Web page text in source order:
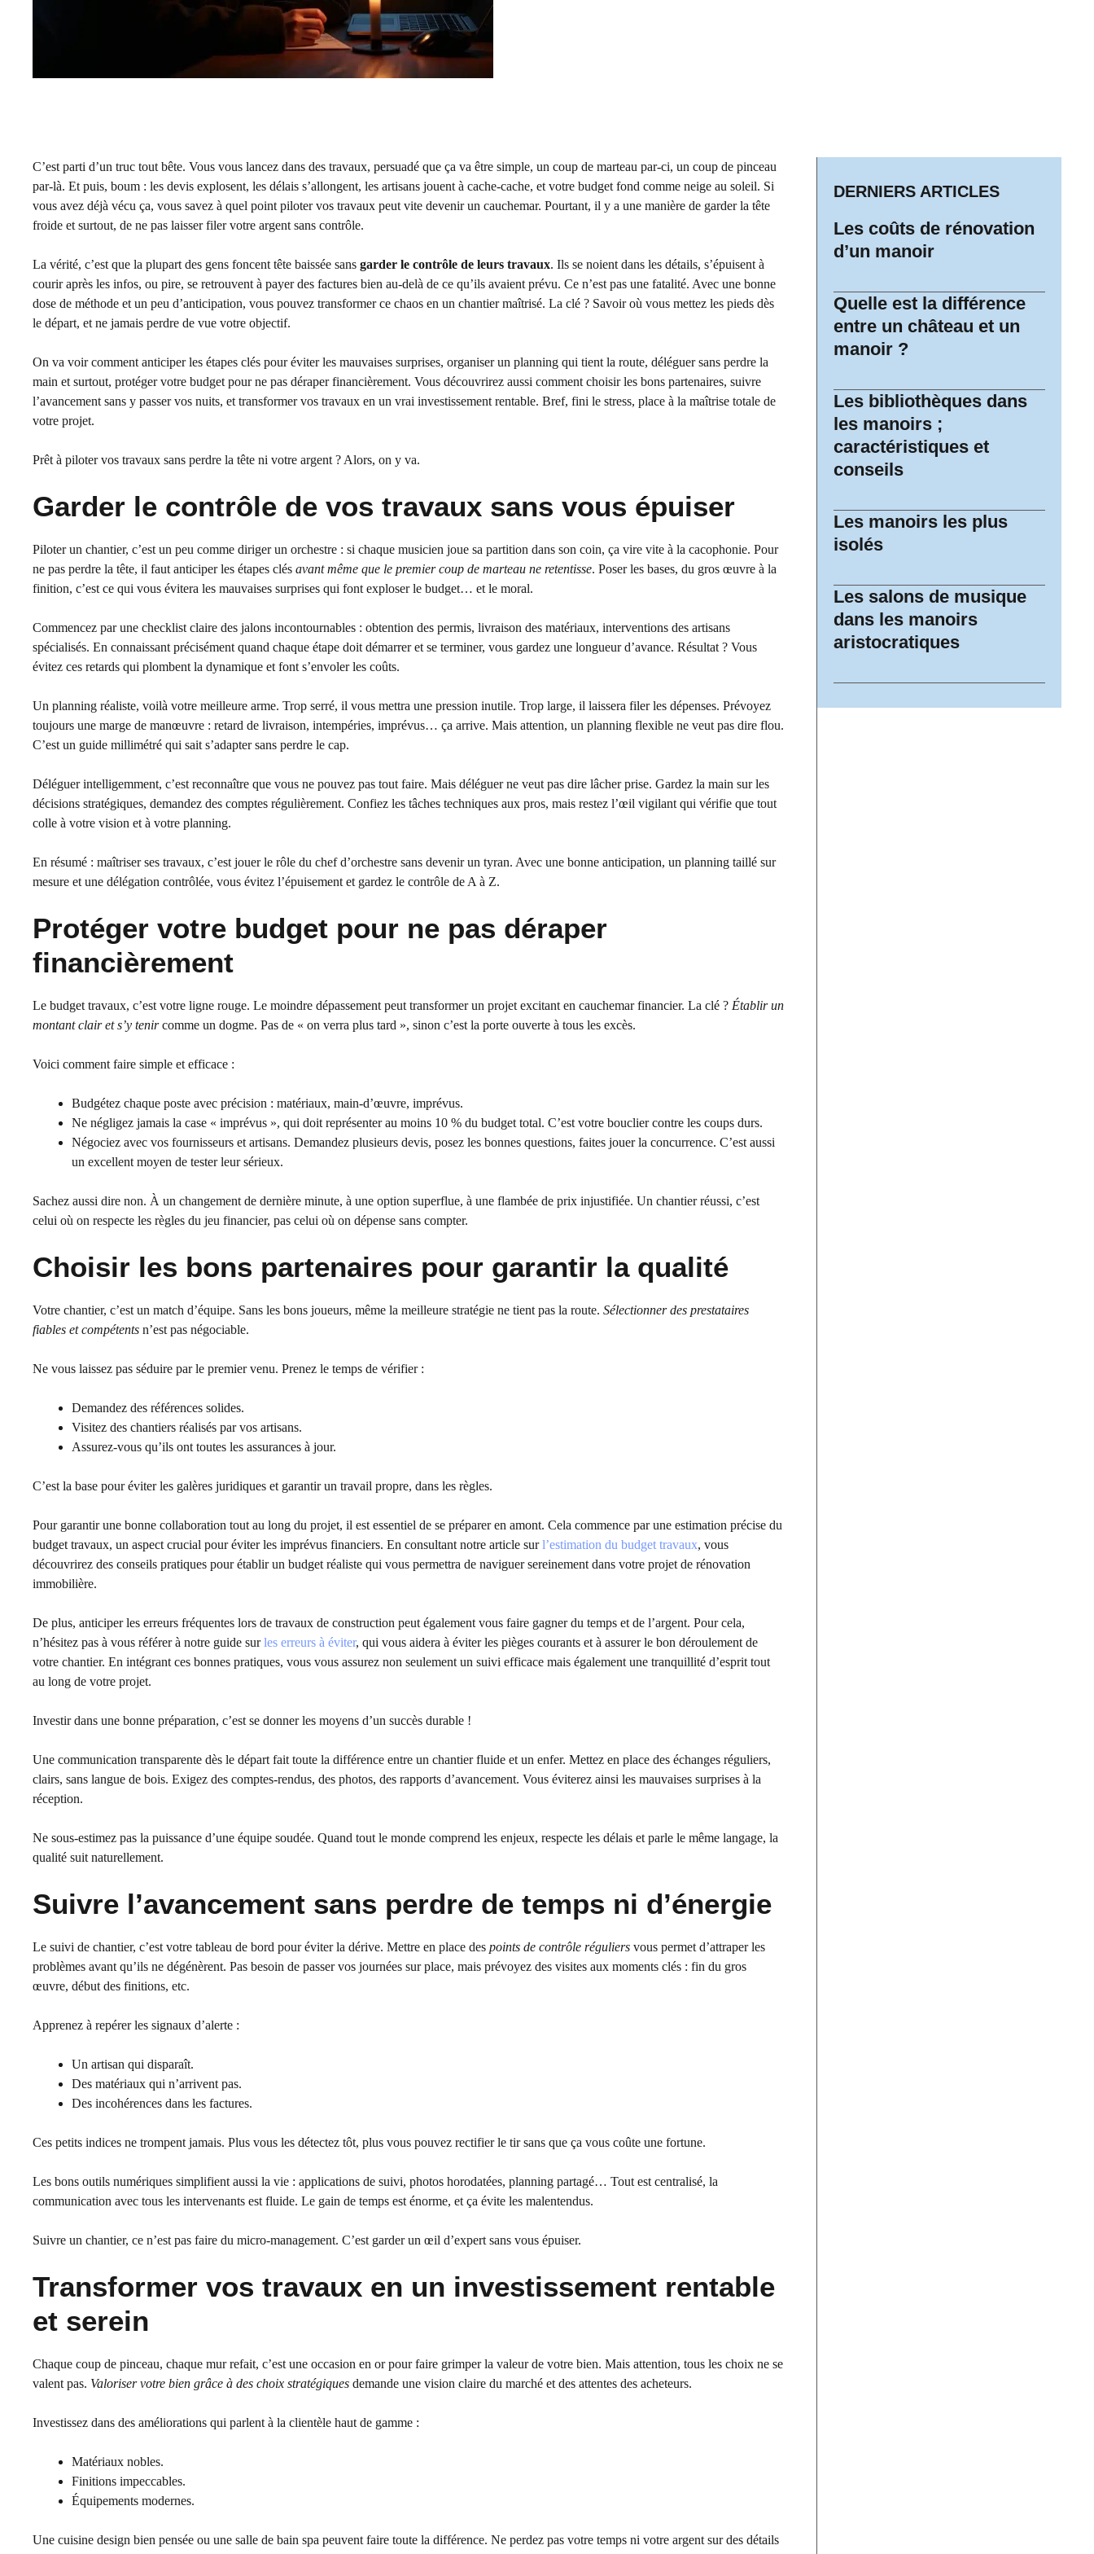
C’est parti d’un truc tout bête. Vous vous lancez dans des travaux, persuadé que ça va être simple, un coup de marteau par-ci, un coup de pinceau
par-là. Et puis, boum : les devis explosent, les délais s’allongent, les artisans jouent à cache-cache, et votre budget fond comme neige au soleil. Si
vous avez déjà vécu ça, vous savez à quel point piloter vos travaux peut vite devenir un cauchemar. Pourtant, il y a une manière de garder la tête
froide et surtout, de ne pas laisser filer votre argent sans contrôle.
La vérité, c’est que la plupart des gens foncent tête baissée sans garder le contrôle de leurs travaux. Ils se noient dans les détails, s’épuisent à
courir après les infos, ou pire, se retrouvent à payer des factures bien au-delà de ce qu’ils avaient prévu. Ce n’est pas une fatalité. Avec une bonne
dose de méthode et un peu d’anticipation, vous pouvez transformer ce chaos en un chantier maîtrisé. La clé ? Savoir où vous mettez les pieds dès
le départ, et ne jamais perdre de vue votre objectif.
On va voir comment anticiper les étapes clés pour éviter les mauvaises surprises, organiser un planning qui tient la route, déléguer sans perdre la
main et surtout, protéger votre budget pour ne pas déraper financièrement. Vous découvrirez aussi comment choisir les bons partenaires, suivre
l’avancement sans y passer vos nuits, et transformer vos travaux en un vrai investissement rentable. Bref, fini le stress, place à la maîtrise totale de
votre projet.
Prêt à piloter vos travaux sans perdre la tête ni votre argent ? Alors, on y va.
Garder le contrôle de vos travaux sans vous épuiser
Piloter un chantier, c’est un peu comme diriger un orchestre : si chaque musicien joue sa partition dans son coin, ça vire vite à la cacophonie. Pour
ne pas perdre la tête, il faut anticiper les étapes clés avant même que le premier coup de marteau ne retentisse. Poser les bases, du gros œuvre à la
finition, c’est ce qui vous évitera les mauvaises surprises qui font exploser le budget… et le moral.
Commencez par une checklist claire des jalons incontournables : obtention des permis, livraison des matériaux, interventions des artisans
spécialisés. En connaissant précisément quand chaque étape doit démarrer et se terminer, vous gardez une longueur d’avance. Résultat ? Vous
évitez ces retards qui plombent la dynamique et font s’envoler les coûts.
Un planning réaliste, voilà votre meilleure arme. Trop serré, il vous mettra une pression inutile. Trop large, il laissera filer les dépenses. Prévoyez
toujours une marge de manœuvre : retard de livraison, intempéries, imprévus… ça arrive. Mais attention, un planning flexible ne veut pas dire flou.
C’est un guide millimétré qui sait s’adapter sans perdre le cap.
Déléguer intelligemment, c’est reconnaître que vous ne pouvez pas tout faire. Mais déléguer ne veut pas dire lâcher prise. Gardez la main sur les
décisions stratégiques, demandez des comptes régulièrement. Confiez les tâches techniques aux pros, mais restez l’œil vigilant qui vérifie que tout
colle à votre vision et à votre planning.
En résumé : maîtriser ses travaux, c’est jouer le rôle du chef d’orchestre sans devenir un tyran. Avec une bonne anticipation, un planning taillé sur
mesure et une délégation contrôlée, vous évitez l’épuisement et gardez le contrôle de A à Z.
Protéger votre budget pour ne pas déraper
financièrement
Le budget travaux, c’est votre ligne rouge. Le moindre dépassement peut transformer un projet excitant en cauchemar financier. La clé ? Établir un
montant clair et s’y tenircomme un dogme. Pas de « on verra plus tard », sinon c’est la porte ouverte à tous les excès.
Voici comment faire simple et efficace :
Budgétez chaque poste avec précision : matériaux, main-d’œuvre, imprévus.
Ne négligez jamais la case « imprévus », qui doit représenter au moins 10 % du budget total. C’est votre bouclier contre les coups durs.
Négociez avec vos fournisseurs et artisans. Demandez plusieurs devis, posez les bonnes questions, faites jouer la concurrence. C’est aussi
un excellent moyen de tester leur sérieux.
Sachez aussi dire non. À un changement de dernière minute, à une option superflue, à une flambée de prix injustifiée. Un chantier réussi, c’est
celui où on respecte les règles du jeu financier, pas celui où on dépense sans compter.
Choisir les bons partenaires pour garantir la qualité
Votre chantier, c’est un match d’équipe. Sans les bons joueurs, même la meilleure stratégie ne tient pas la route. Sélectionner des prestataires
fiables et compétents n’est pas négociable.
Ne vous laissez pas séduire par le premier venu. Prenez le temps de vérifier :
Demandez des références solides.
Visitez des chantiers réalisés par vos artisans.
Assurez-vous qu’ils ont toutes les assurances à jour.
C’est la base pour éviter les galères juridiques et garantir un travail propre, dans les règles.
Pour garantir une bonne collaboration tout au long du projet, il est essentiel de se préparer en amont. Cela commence par une estimation précise du
budget travaux, un aspect crucial pour éviter les imprévus financiers. En consultant notre article surl’estimation du budget travaux, vous
découvrirez des conseils pratiques pour établir un budget réaliste qui vous permettra de naviguer sereinement dans votre projet de rénovation
immobilière.
De plus, anticiper les erreurs fréquentes lors de travaux de construction peut également vous faire gagner du temps et de l’argent. Pour cela,
n’hésitez pas à vous référer à notre guide surles erreurs à éviter, qui vous aidera à éviter les pièges courants et à assurer le bon déroulement de
votre chantier. En intégrant ces bonnes pratiques, vous vous assurez non seulement un suivi efficace mais également une tranquillité d’esprit tout
au long de votre projet.
Investir dans une bonne préparation, c’est se donner les moyens d’un succès durable !
Une communication transparente dès le départ fait toute la différence entre un chantier fluide et un enfer. Mettez en place des échanges réguliers,
clairs, sans langue de bois. Exigez des comptes-rendus, des photos, des rapports d’avancement. Vous éviterez ainsi les mauvaises surprises à la
réception.
Ne sous-estimez pas la puissance d’une équipe soudée. Quand tout le monde comprend les enjeux, respecte les délais et parle le même langage, la
qualité suit naturellement.
Suivre l’avancement sans perdre de temps ni d’énergie
Le suivi de chantier, c’est votre tableau de bord pour éviter la dérive. Mettre en place des points de contrôle réguliers vous permet d’attraper les
problèmes avant qu’ils ne dégénèrent. Pas besoin de passer vos journées sur place, mais prévoyez des visites aux moments clés : fin du gros
œuvre, début des finitions, etc.
Apprenez à repérer les signaux d’alerte :
Un artisan qui disparaît.
Des matériaux qui n’arrivent pas.
Des incohérences dans les factures.
Ces petits indices ne trompent jamais. Plus vous les détectez tôt, plus vous pouvez rectifier le tir sans que ça vous coûte une fortune.
Les bons outils numériques simplifient aussi la vie : applications de suivi, photos horodatées, planning partagé… Tout est centralisé, la
communication avec tous les intervenants est fluide. Le gain de temps est énorme, et ça évite les malentendus.
Suivre un chantier, ce n’est pas faire du micro-management. C’est garder un œil d’expert sans vous épuiser.
Transformer vos travaux en un investissement rentable
et serein
Chaque coup de pinceau, chaque mur refait, c’est une occasion en or pour faire grimper la valeur de votre bien. Mais attention, tous les choix ne se
valent pas. Valoriser votre bien grâce à des choix stratégiques demande une vision claire du marché et des attentes des acheteurs.
Investissez dans des améliorations qui parlent à la clientèle haut de gamme :
Matériaux nobles.
Finitions impeccables.
Équipements modernes.
Une cuisine design bien pensée ou une salle de bain spa peuvent faire toute la différence. Ne perdez pas votre temps ni votre argent sur des détails
DERNIERS ARTICLES
Les coûts de rénovation
d’un manoir
Quelle est la différence
entre un château et un
manoir ?
Les bibliothèques dans
les manoirs ;
caractéristiques et
conseils
Les manoirs les plus
isolés
Les salons de musique
dans les manoirs
aristocratiques